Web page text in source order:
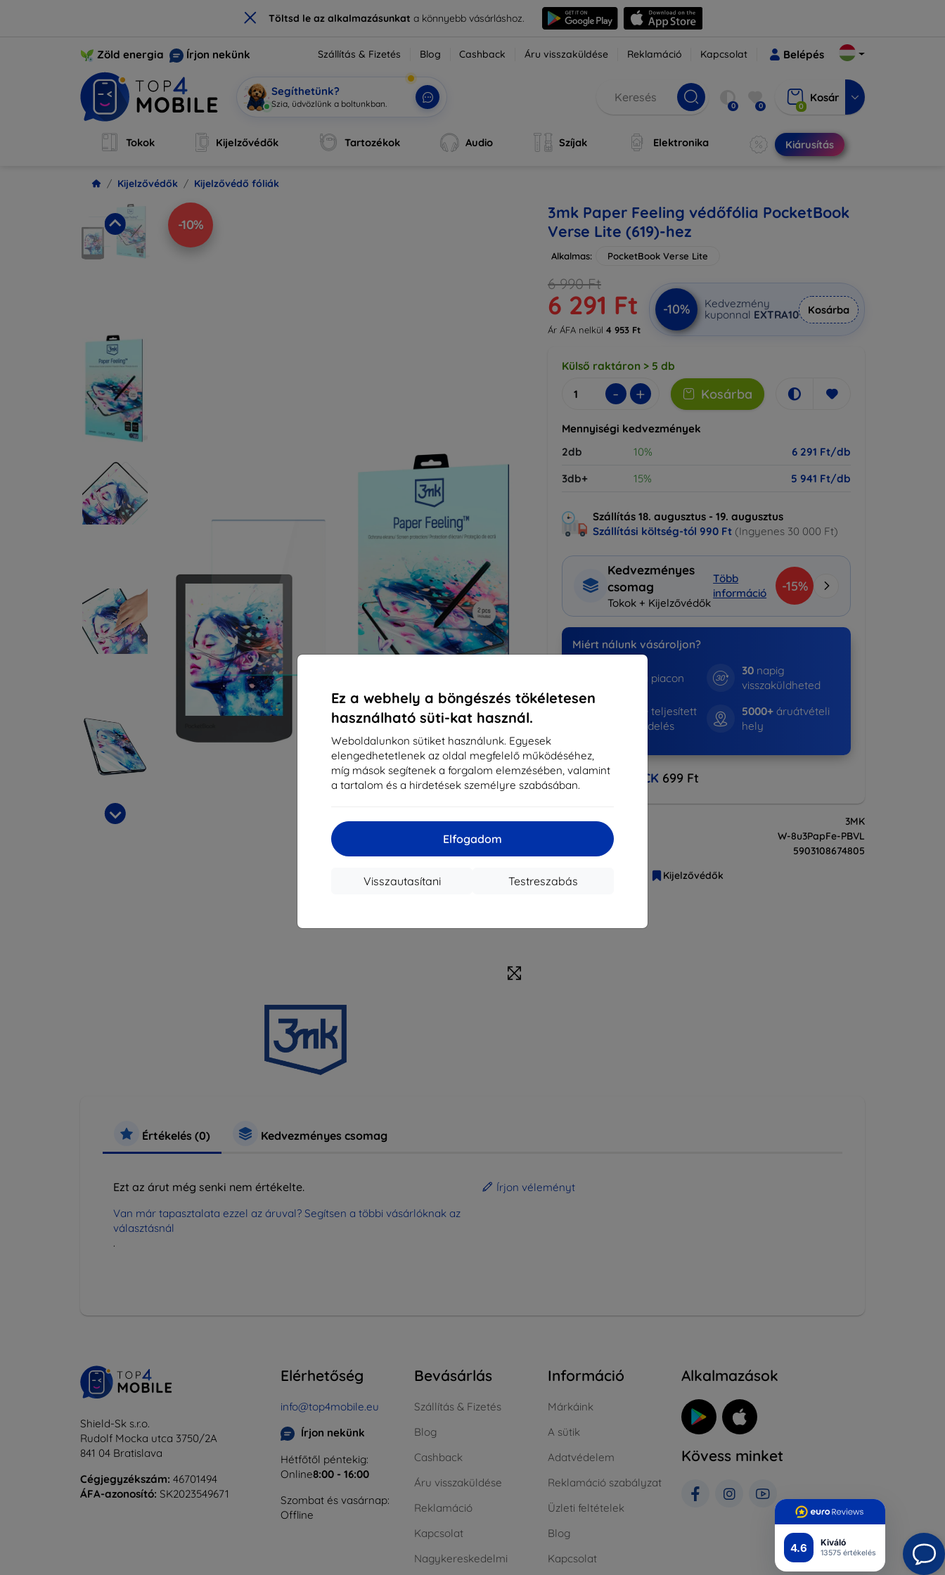
× Töltsd le az alkalmazásunkata könnyebb vásárláshoz.
4.6 Kiváló
13575 értékelés
Ez a webhely a böngészés tökéletesen
használható süti-kat használ.
Weboldalunkon sütiket használunk. Egyesek
elengedhetetlenek az oldal megfelelő működéséhez,
míg mások segítenek a forgalom elemzésében, valamint
a tartalom és a hirdetések személyre szabásában.
Elfogadom
Testreszabás
Visszautasítani
Zöld energia Írjon nekünk Szállítás & Fizetés Blog Cashback Áru visszaküldése Reklamáció Kapcsolat Belépés
Segíthetünk?
Mo| 0 0 0
Kosár
Tokok Kijelzővédők Tartozékok Audio Szíjak Elektronika Kiárusítás
Kijelzővédők Kijelzővédő fóliák
-10%
3mk Paper Feeling védőfólia PocketBook
Verse Lite (619)-hez
Alkalmas: PocketBook Verse Lite
6 990 Ft
6 291 Ft
Ár ÁFA nelkül 4 953 Ft
-10%
Kedvezmény
kuponnal EXTRA10 Kosárba
Külső raktáron > 5 db
- + Kosárba
Mennyiségi kedvezmények
2db
10%
6 291 Ft/db
3db+
15% 5 941 Ft/db
Szállítás 18. augusztus - 19. augusztus
Szállítási költség-tól 990 Ft (Ingyenes 30 000 Ft)
Kedvezményes
csomag
Tokok + Kijelzővédők
Több
információ
-15%
Miért nálunk vásároljon?
éve a piacon
30napig
visszaküldheted
819643+teljesített
megrendelés
5000+áruátvételi
hely
CASHBACK 699 Ft
Márka
3MK
Gyártói cikkszám
W-8u3PapFe-PBVL
5903108674805
Kijelzővédő fóliák
Kijelzővédők
Értékelés (0) Kedvezményes csomag
Ezt az árut még senki nem értékelte.
Van már tapasztalata ezzel az áruval? Segítsen a többi vásárlóknak az
választásnál
.
Írjon véleményt
Shield-Sk s.r.o.
Rudolf Mocka utca 3750/2A
841 04 Bratislava
Cégjegyzékszám: 46701494
ÁFA-azonosító: SK2023549671
Elérhetőség
info@top4mobile.eu
Írjon nekünk
Hétfőtől péntekig:
Online8:00 - 16:00
Szombat és vasárnap:
Offline
Bevásárlás
Szállítás & Fizetés
Blog
Cashback
Áru visszaküldése
Reklamáció
Kapcsolat
Nagykereskedelmi
Információ
Márkáink
A sütik
Adatvédelem
Reklamáció szabályzat
Üzleti feltételek
Blog
Kapcsolat
Alkalmazások
Kövess minket